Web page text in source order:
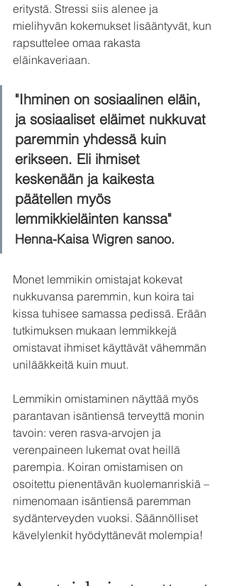
eritystä. Stressi siis alenee ja
mielihyvän kokemukset lisääntyvät, kun
rapsuttelee omaa rakasta
eläinkaveriaan.
"Ihminen on sosiaalinen eläin,
ja sosiaaliset eläimet nukkuvat
paremmin yhdessä kuin
erikseen. Eli ihmiset
keskenään ja kaikesta
päätellen myös
lemmikkieläinten kanssa"
Henna-Kaisa Wigren sanoo.
Monet lemmikin omistajat kokevat
nukkuvansa paremmin, kun koira tai
kissa tuhisee samassa pedissä. Erään
tutkimuksen mukaan lemmikkejä
omistavat ihmiset käyttävät vähemmän
unilääkkeitä kuin muut.
Lemmikin omistaminen näyttää myös
parantavan isäntiensä terveyttä monin
tavoin: veren rasva-arvojen ja
verenpaineen lukemat ovat heillä
parempia. Koiran omistamisen on
osoitettu pienentävän kuolemanriskiä –
nimenomaan isäntiensä paremman
sydänterveyden vuoksi. Säännölliset
kävelylenkit hyödyttänevät molempia!